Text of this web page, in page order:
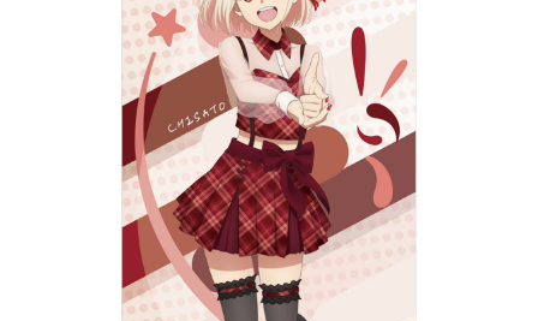
黑貓宅配-貨到付款